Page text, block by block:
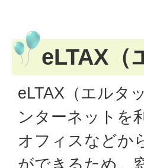
eLTAX（
eLTAX（エルタ
ンターネットを
オフィスなどか
ができるため、